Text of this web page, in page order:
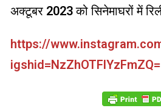
अक्टूबर 2023 को सिनेमाघरों में
https://